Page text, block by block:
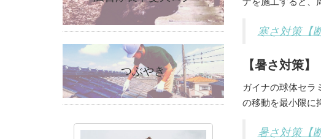
寒さ対策【
【暑さ対策】
ガイナの球体セラ
の移動を最小限に
暑さ対策【
つぶやき